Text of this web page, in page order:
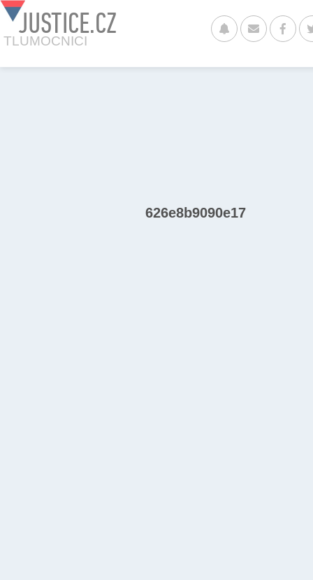
JUSTICE.CZ
TLUMOCNICI
626e8b9090e17